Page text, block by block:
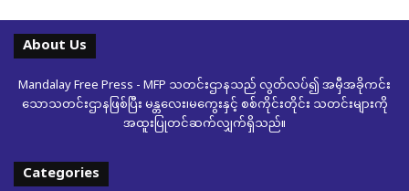
About Us
Mandalay Free Press - MFP သတင်းဌာနသည် လွတ်လပ်၍ အမှီအခိုကင်း
သောသတင်းဌာနဖြစ်ပြီး မန္တလေး၊မကွေးနှင့် စစ်ကိုင်းတိုင်း သတင်းများကို
အထူးပြုတင်ဆက်လျှက်ရှိသည်။
Categories